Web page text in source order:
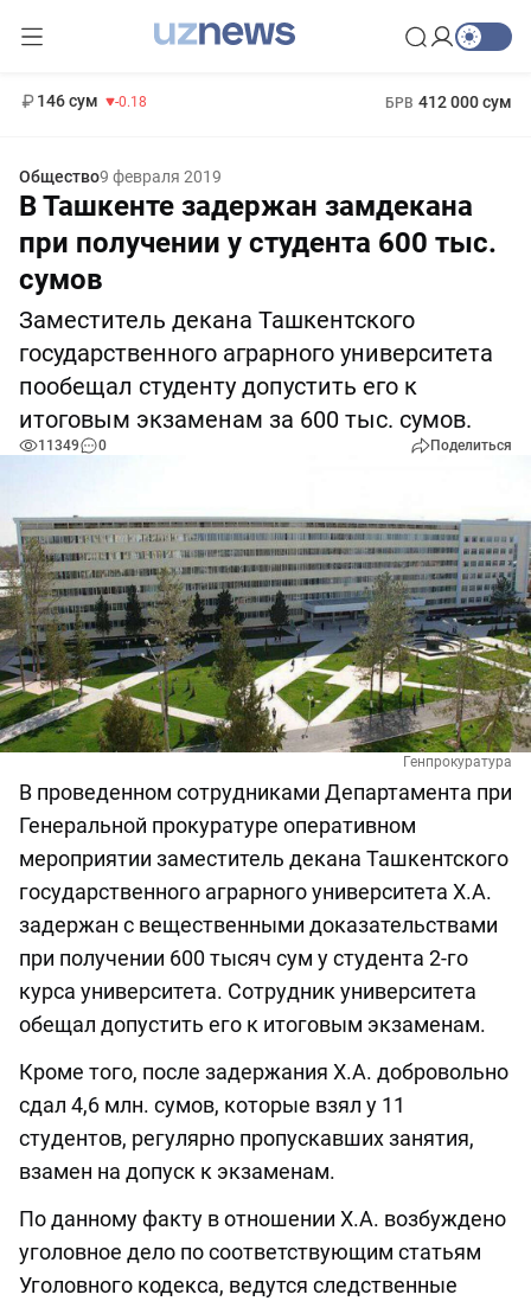
146 сум -0.18 БРВ 412 000 сум
Общество9 февраля 2019
В Ташкенте задержан замдекана
при получении у студента 600 тыс.
сумов
Заместитель декана Ташкентского
государственного аграрного университета
пообещал студенту допустить его к
итоговым экзаменам за 600 тыс. сумов.
11349 0 Поделиться
Генпрокуратура
В проведенном сотрудниками Департамента при
Генеральной прокуратуре оперативном
мероприятии заместитель декана Ташкентского
государственного аграрного университета Х.А.
задержан с вещественными доказательствами
при получении 600 тысяч сум у студента 2-го
курса университета. Сотрудник университета
обещал допустить его к итоговым экзаменам.
Кроме того, после задержания Х.А. добровольно
сдал 4,6 млн. сумов, которые взял у 11
студентов, регулярно пропускавших занятия,
взамен на допуск к экзаменам.
По данному факту в отношении Х.А. возбуждено
уголовное дело по соответствующим статьям
Уголовного кодекса, ведутся следственные